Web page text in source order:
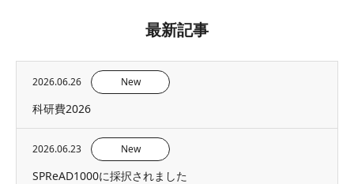
最新記事
2026.06.26 New
科研費2026
2026.06.23 New
SPReAD1000に採択されました